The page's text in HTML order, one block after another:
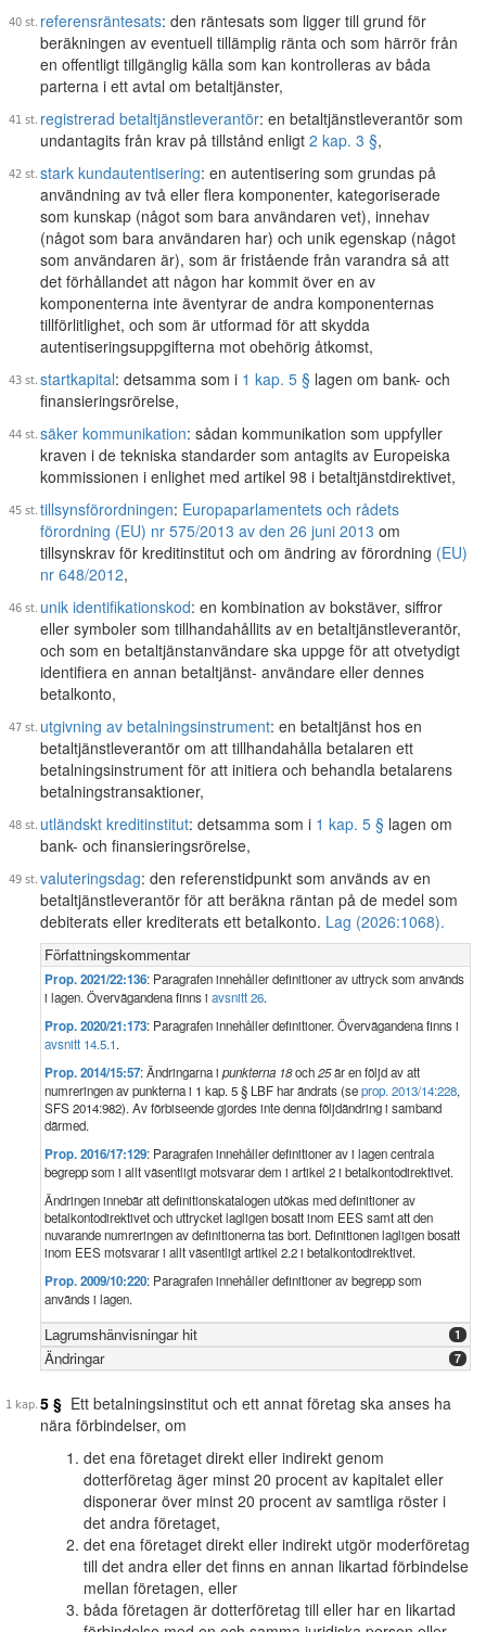
referensräntesats: den räntesats som ligger till grund för
beräkningen av eventuell tillämplig ränta och som härrör från
en offentligt tillgänglig källa som kan kontrolleras av båda
parterna i ett avtal om betaltjänster,
registrerad betaltjänstleverantör: en betaltjänstleverantör som
undantagits från krav på tillstånd enligt 2 kap. 3 §,
stark kundautentisering: en autentisering som grundas på
användning av två eller flera komponenter, kategoriserade
som kunskap (något som bara användaren vet), innehav
(något som bara användaren har) och unik egenskap (något
som användaren är), som är fristående från varandra så att
det förhållandet att någon har kommit över en av
komponenterna inte äventyrar de andra komponenternas
tillförlitlighet, och som är utformad för att skydda
autentiseringsuppgifterna mot obehörig åtkomst,
startkapital: detsamma som i 1 kap. 5 § lagen om bank- och
finansieringsrörelse,
säker kommunikation: sådan kommunikation som uppfyller
kraven i de tekniska standarder som antagits av Europeiska
kommissionen i enlighet med artikel 98 i betaltjänstdirektivet,
tillsynsförordningen: Europaparlamentets och rådets
förordning (EU) nr 575/2013 av den 26 juni 2013 om
tillsynskrav för kreditinstitut och om ändring av förordning (EU)
nr 648/2012,
unik identifikationskod: en kombination av bokstäver, siffror
eller symboler som tillhandahållits av en betaltjänstleverantör,
och som en betaltjänstanvändare ska uppge för att otvetydigt
identifiera en annan betaltjänst- användare eller dennes
betalkonto,
utgivning av betalningsinstrument: en betaltjänst hos en
betaltjänstleverantör om att tillhandahålla betalaren ett
betalningsinstrument för att initiera och behandla betalarens
betalningstransaktioner,
utländskt kreditinstitut: detsamma som i 1 kap. 5 § lagen om
bank- och finansieringsrörelse,
valuteringsdag: den referenstidpunkt som används av en
betaltjänstleverantör för att beräkna räntan på de medel som
debiterats eller krediterats ett betalkonto. Lag (2026:1068).
Författningskommentar
Prop. 2021/22:136: Paragrafen innehåller definitioner av uttryck som används
i lagen. Övervägandena finns i avsnitt 26.
Prop. 2020/21:173: Paragrafen innehåller definitioner. Övervägandena finns i
avsnitt 14.5.1.
Prop. 2014/15:57: Ändringarna i punkterna 18och25är en följd av att
numreringen av punkterna i 1 kap. 5 § LBF har ändrats (seprop. 2013/14:228,
SFS 2014:982). Av förbiseende gjordes inte denna följdändring i samband
därmed.
Prop. 2016/17:129: Paragrafen innehåller definitioner av i lagen centrala
begrepp som i allt väsentligt motsvarar dem i artikel 2 i betalkontodirektivet.
Ändringen innebär att definitionskatalogen utökas med definitioner av
betalkontodirektivet och uttrycket lagligen bosatt inom EES samt att den
nuvarande numreringen av definitionerna tas bort. Definitionen lagligen bosatt
inom EES motsvarar i allt väsentligt artikel 2.2 i betalkontodirektivet.
Prop. 2009/10:220: Paragrafen innehåller definitioner av begrepp som
används i lagen.
Lagrumshänvisningar hit 1
Ändringar 7
5 § Ett betalningsinstitut och ett annat företag ska anses ha
nära förbindelser, om
det ena företaget direkt eller indirekt genom
dotterföretag äger minst 20 procent av kapitalet eller
disponerar över minst 20 procent av samtliga röster i
det andra företaget,
det ena företaget direkt eller indirekt utgör moderföretag
till det andra eller det finns en annan likartad förbindelse
mellan företagen, eller
båda företagen är dotterföretag till eller har en likartad